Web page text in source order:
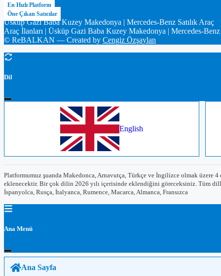
En Hızlı Platform
Öne Çıkan Satıcılar
Üsküp Gazi Baba Kuzey Makedonya | Mercedes-Benz Satılık Araç
Araç İlanları | Üsküp Gazi Baba Kuzey Makedonya | Mercedes-
© ReBALKAN — Created by Cengiz Özşaylan
Dil
English
Platformumuz şuanda Makedonca, Arnavutça, Türkçe ve İngilizce olmak üzere
eklenecektir. Bir çok dilin 2026 yılı içerisinde eklendiğini göreceksiniz. Tüm
İspanyolca, Rusça, İtalyanca, Rumence, Macarca, Almanca, Fransızca
Ana Menü
Ana Sayfa